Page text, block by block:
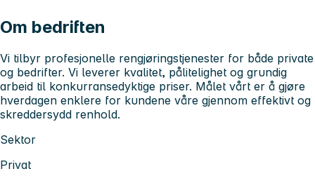
Om bedriften
Vi tilbyr profesjonelle rengjøringstjenester for både private
og bedrifter. Vi leverer kvalitet, pålitelighet og grundig
arbeid til konkurransedyktige priser. Målet vårt er å gjøre
hverdagen enklere for kundene våre gjennom effektivt og
skreddersydd renhold.
Sektor
Privat